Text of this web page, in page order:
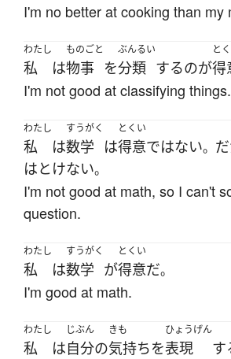
I'm no better at cooking than my
わたし
私 は
ものごと
物事 を
ぶんるい
分類 するのが
と
得
I'm not good at classifying things.
わたし
私 は
すうがく
数学 は
とくい
得意ではない。
はとけない。
I'm not good at math, so I can't
question.
わたし
私 は
すうがく
数学 が
とくい
得意だ。
I'm good at math.
わたし
私 は
じぶん
自分の
きも
気持ちを
ひょうげん
表現 す